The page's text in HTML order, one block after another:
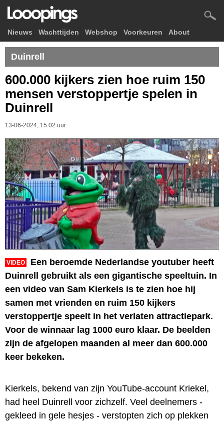
Nieuws Wachttijden Webshop Voorkeuren About
Duinrell
600.000 kijkers zien hoe ruim 150
mensen verstoppertje spelen in
Duinrell
13-06-2024, 15.02 uur
VIDEO
Een beroemde Nederlandse youtuber heeft
Duinrell gebruikt als een gigantische speeltuin. In
een video van Sam Kierkels is te zien hoe hij
samen met vrienden en ruim 150 kijkers
verstoppertje speelt in het verlaten attractiepark.
Voor de winnaar lag 1000 euro klaar. De beelden
zijn de afgelopen maanden al meer dan 600.000
keer bekeken.
Kierkels, bekend van zijn YouTube-account Kriekel,
had heel Duinrell voor zichzelf. Veel deelnemers -
gekleed in gele hesjes - verstopten zich op plekken